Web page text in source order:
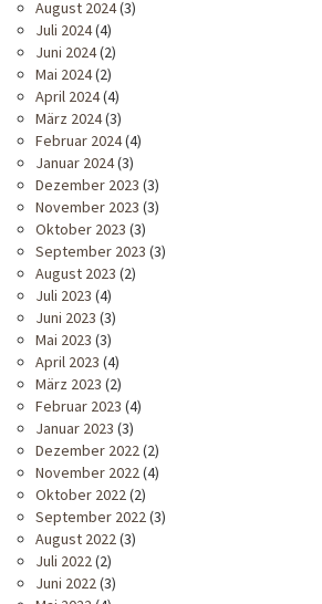
August 2024(3)
Juli 2024(4)
Juni 2024(2)
Mai 2024(2)
April 2024(4)
März 2024(3)
Februar 2024(4)
Januar 2024(3)
Dezember 2023 (3)
November 2023 (3)
Oktober 2023 (3)
September 2023 (3)
August 2023 (2)
Juli 2023 (4)
Juni 2023 (3)
Mai 2023 (3)
April 2023 (4)
März 2023 (2)
Februar 2023 (4)
Januar 2023 (3)
Dezember 2022(2)
November 2022(4)
Oktober 2022(2)
September 2022(3)
August 2022(3)
Juli 2022(2)
Juni 2022(3)